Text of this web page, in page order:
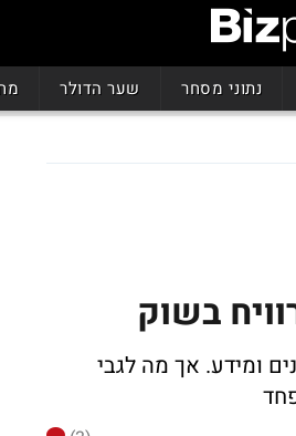
נתוני מסחר שער הדולר
ומידע. אך מה לגבי